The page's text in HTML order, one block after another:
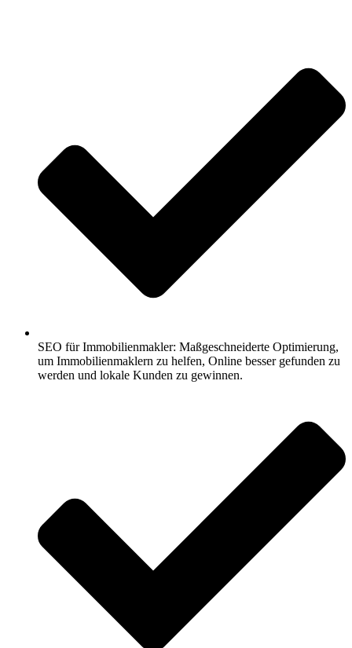
SEO für Immobilienmakler: Maßgeschneiderte Optimierung,
um Immobilienmaklern zu helfen, Online besser gefunden zu
werden und lokale Kunden zu gewinnen.